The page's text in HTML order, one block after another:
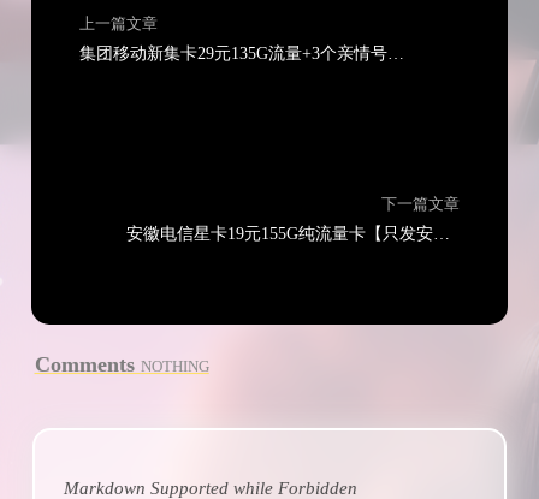
上一篇文章
集团移动新集卡29元135G流量+3个亲情号【收货地即归属地】
下一篇文章
安徽电信星卡19元155G纯流量卡【只发安徽省内】
Comments NOTHING
Markdown Supported while Forbidden